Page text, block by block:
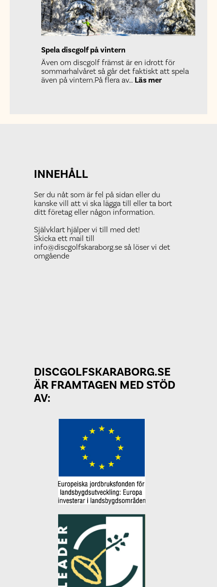
2024
Spela discgolf på vintern
Även om discgolf främst är en idrott för
sommarhalvåret så går det faktiskt att spela
även på vintern.På flera av… Läs mer:
INNEHÅLL
Ser du nåt som är fel på sidan eller du
kanske vill att vi ska lägga till eller ta bort
ditt företag eller någon information.
Självklart hjälper vi till med det!
Skicka ett mail till
info@discgolfskaraborg.se så löser vi det
omgående
DISCGOLFSKARABORG.SE
ÄR FRAMTAGEN MED STÖD
AV: